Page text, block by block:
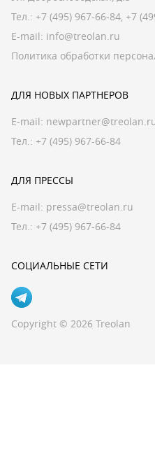
Тел.: +7 (495) 967-66-84, +7
E-mail: info@treolan.ru
Политика обработки
ДЛЯ НОВЫХ ПАРТНЕРОВ
E-mail:
Тел.: +7 (495) 967-66-84
ДЛЯ ПРЕССЫ
E-mail: pressa@treolan.ru
Тел.: +7 (495) 967-66-84
СОЦИАЛЬНЫЕ СЕТИ
Copyright © 2026 Treolan